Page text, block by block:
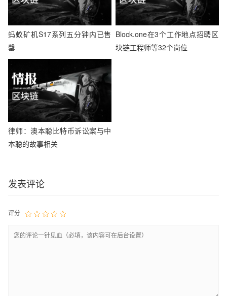
蚂蚁矿机S17系列五分钟内已售
罄
Block.one在3个工作地点招聘区
块链工程师等32个岗位
律师：澳本聪比特币诉讼案与中
本聪的故事相关
发表评论
评分